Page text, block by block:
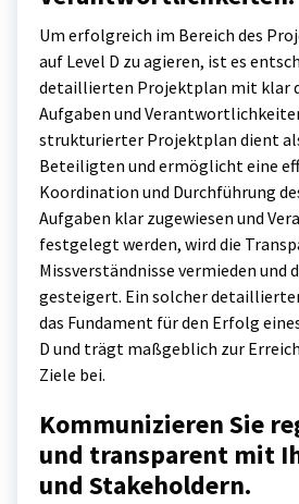
Um erfolgreich im Bereich des
auf Level D zu agieren, ist es
detaillierten Projektplan mit klar
Aufgaben und
strukturierter Projektplan dient
Beteiligten und ermöglicht eine
Koordination und Durchführung
Aufgaben klar zugewiesen und
festgelegt werden, wird die
Missverständnisse vermieden und
gesteigert. Ein solcher
das Fundament für den Erfolg
D und trägt maßgeblich zur
Ziele bei.
Kommunizieren Sie
und transparent mit
und Stakeholdern.